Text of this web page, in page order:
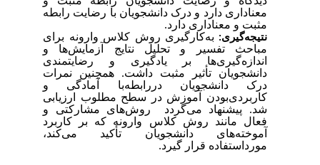
معناداری دارد و درک دانشجویان با رضایت رابطه
مثبت و معناداری دارد.
نتیجه‌گیری:به‌کارگیری روش کلاس وارونه برای
مباحث تفسیر و تحلیل نتایج آزمایش‌ها و
اندازه‌گیری‌ها بر یادگیری و رضایتمندی
دانشجویان تأثیر مثبت داشت. همچنین نمرات
درک دانشجویان دررابطه‌با آمادگی و
کاربردی‌بودن آموزش در سطح مطلوب ارزیابی
شد. پیشنهاد می‌گردد روش‌های مشارکتی و
فعال مانند روش کلاس وارونه که بر کاربرد
آموخته‌های دانشجویان تأکید می‌کند،
مورداستفاده قرار گیرد.